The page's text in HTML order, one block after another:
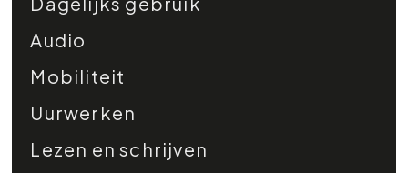
Audio
Mobiliteit
Uurwerken
Lezen en schrijven